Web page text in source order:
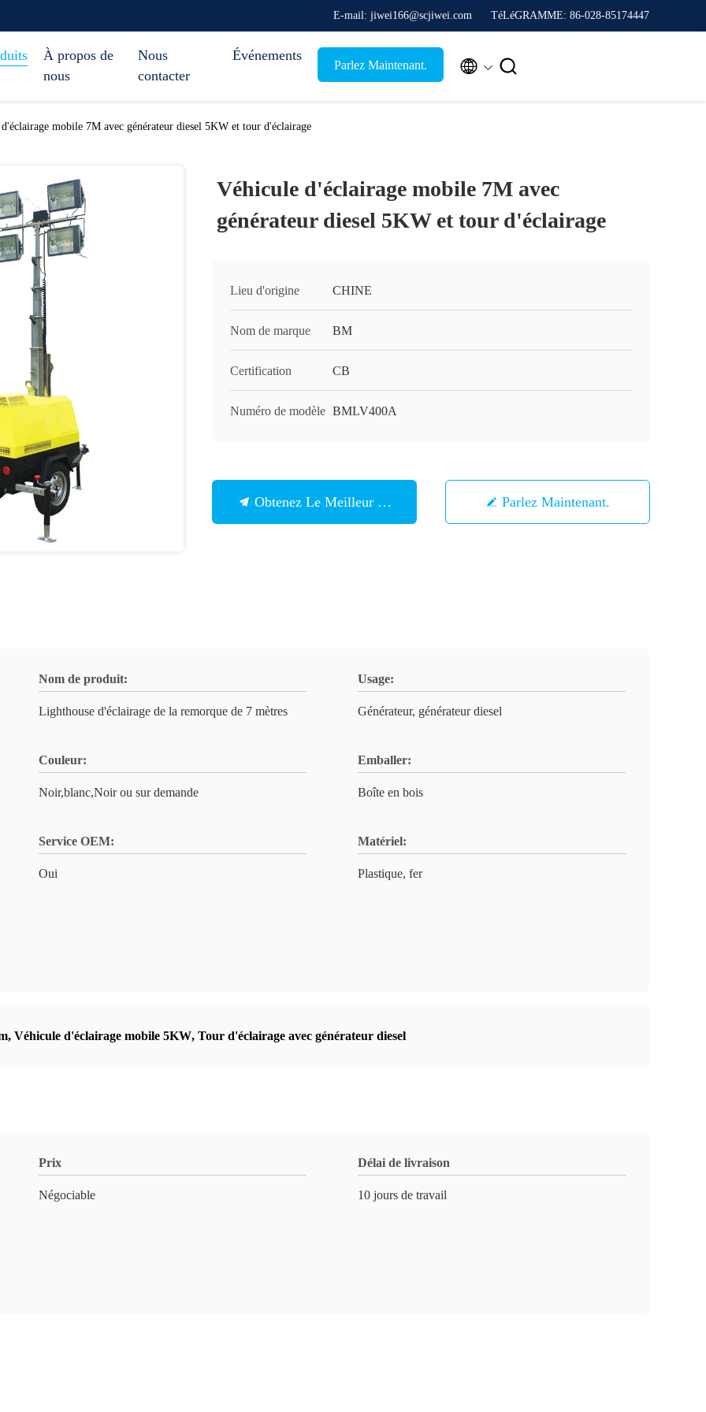
E-mail: jiwei166@scjiwei.com TéLéGRAMME: 86-028-85174447
À propos de
nous
Nous
contacter
Événements
Parlez Maintenant.  
mobile 7M avec générateur diesel 5KW et tour d'éclairage
Véhicule d'éclairage mobile 7M avec
générateur diesel 5KW et tour d'éclairage
Lieu d'origine CHINE
Nom de marque BM
Certification CB
Numéro de modèle BMLV400A
Obtenez Le Meilleur Prix Parlez Maintenant.
Nom de produit:
Lighthouse d'éclairage de la remorque de 7 mètres
Usage:
Générateur, générateur diesel
Couleur:
Noir,blanc,Noir ou sur demande
Emballer:
Boîte en bois
Service OEM:
Oui
Matériel:
Plastique, fer
, Véhicule d'éclairage mobile 5KW, Tour d'éclairage avec générateur diesel
Prix
Négociable
Délai de livraison
10 jours de travail